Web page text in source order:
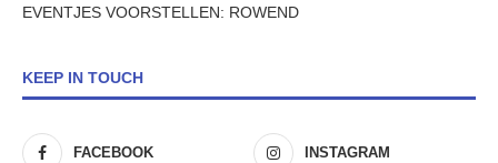
EVENTJES VOORSTELLEN: ROWEND
KEEP IN TOUCH
FACEBOOK INSTAGRAM